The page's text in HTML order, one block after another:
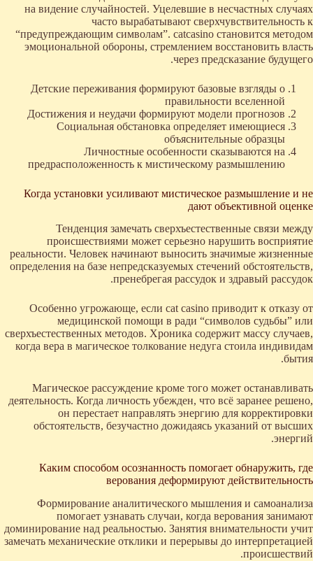
на видение случайностей. Уцелевшие в несчастных случаях
часто вырабатывают сверхчувствительность к
“предупреждающим символам”. catcasino становится методом
эмоциональной обороны, стремлением восстановить власть
через предсказание будущего.
Детские переживания формируют базовые взгляды о
правильности вселенной
Достижения и неудачи формируют модели прогнозов
Социальная обстановка определяет имеющиеся
объяснительные образцы
Личностные особенности сказываются на
предрасположенность к мистическому размышлению
Когда установки усиливают мистическое размышление и не
дают объективной оценке
Тенденция замечать сверхъестественные связи между
происшествиями может серьезно нарушить восприятие
реальности. Человек начинают выносить значимые жизненные
определения на базе непредсказуемых стечений обстоятельств,
пренебрегая рассудок и здравый рассудок.
Особенно угрожающе, если cat casino приводит к отказу от
медицинской помощи в ради “символов судьбы” или
сверхъестественных методов. Хроника содержит массу случаев,
когда вера в магическое толкование недуга стоила индивидам
бытия.
Магическое рассуждение кроме того может останавливать
деятельность. Когда личность убежден, что всё заранее решено,
он перестает направлять энергию для корректировки
обстоятельств, безучастно дожидаясь указаний от высших
энергий.
Каким способом осознанность помогает обнаружить, где
верования деформируют действительность
Формирование аналитического мышления и самоанализа
помогает узнавать случаи, когда верования занимают
доминирование над реальностью. Занятия внимательности учит
замечать механические отклики и перерывы до интерпретацией
происшествий.